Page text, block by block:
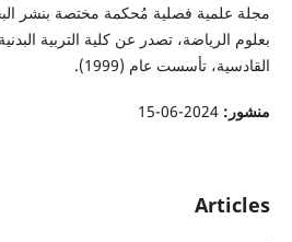
مجلة علمية فصلية مُحكمة مختصة بنشر
بعلوم الرياضة، تصدر عن كلية التربية
القادسية، تأسست عام (1999).
منشور: 2024-06-15
Articles